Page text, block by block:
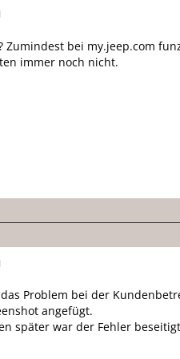
Zumindest bei my.jeep.com
immer noch nicht.
Problem bei der
angefügt.
später war der Fehler